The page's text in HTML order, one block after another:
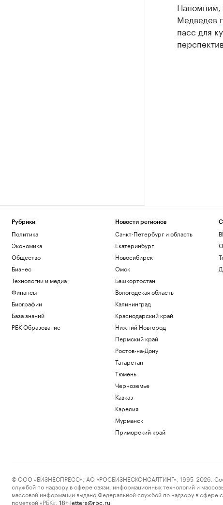
Напомним,
Медведев
пасс для
Рубрики
Политика
Экономика
Общество
Бизнес
Технологии и медиа
Финансы
Биографии
База знаний
РБК Образование
Новости регионов
Санкт-Петербург и область
Екатеринбург
Новосибирск
Омск
Башкортостан
Вологодская область
Калининград
Краснодарский край
Нижний Новгород
Пермский край
Ростов-на-Дону
Татарстан
Тюмень
Черноземье
Кавказ
Карелия
Мурманск
Приморский край
© ООО «БИЗНЕСПРЕСС», АО «РОСБИЗНЕСКОНСАЛТИНГ», 1995–2026.
службой по надзору в сфере связи, информационных технологий и
массовой информации выдано Федеральной службой по надзору в
пометкой «РБК».
18+ letters@rbc.ru